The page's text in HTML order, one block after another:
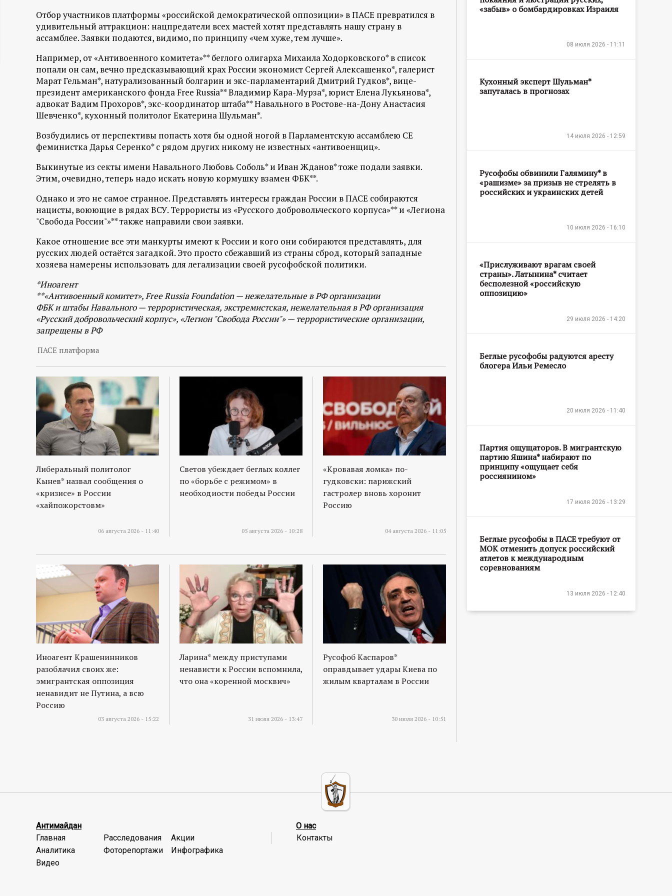
ц
и
о
н
н
ы
й
п
о
р
т
а
л
Отбор участников платформы «российской демократической оппозиции» в ПАСЕ превратился в
удивительный аттракцион: нацпредатели всех мастей хотят представлять нашу страну в
ассамблее. Заявки подаются, видимо, по принципу «чем хуже, тем лучше».
Например, от «Антивоенного комитета»** беглого олигарха Михаила Ходорковского* в список
попали он сам, вечно предсказывающий крах России экономист Сергей Алексашенко*, галерист
Марат Гельман*, натурализованный болгарин и экс-парламентарий Дмитрий Гудков*, вице-
президент американского фонда Free Russia** Владимир Кара-Мурза*, юрист Елена Лукьянова*,
адвокат Вадим Прохоров*, экс-координатор штаба** Навального в Ростове-на-Дону Анастасия
Шевченко*, кухонный политолог Екатерина Шульман*.
Возбудились от перспективы попасть хотя бы одной ногой в Парламентскую ассамблею СЕ
феминистка Дарья Серенко* с рядом других никому не известных «антивоенщиц».
Выкинутые из секты имени Навального Любовь Соболь* и Иван Жданов* тоже подали заявки.
Этим, очевидно, теперь надо искать новую кормушку взамен ФБК**.
Однако и это не самое странное. Представлять интересы граждан России в ПАСЕ собираются
нацисты, воюющие в рядах ВСУ. Террористы из «Русского добровольческого корпуса»** и «Легиона
"Свобода России"»** также направили свои заявки.
Какое отношение все эти манкурты имеют к России и кого они собираются представлять, для
русских людей остаётся загадкой. Это просто сбежавший из страны сброд, который западные
хозяева намерены использовать для легализации своей русофобской политики.
*Иноагент
**«Антивоенный комитет», Free Russia Foundation — нежелательные в РФ организации
ФБК и штабы Навального — террористическая, экстремистская, нежелательная в РФ организация
«Русский добровольческий корпус», «Легион "Свобода России"» — террористические организации,
запрещены в РФ
ПАСЕ платформа
Либеральный политолог
Кынев* назвал сообщения о
«кризисе» в России
«хайпожорстовм»
06 августа 2026 - 11:40
Светов убеждает беглых коллег
по «борьбе с режимом» в
необходиости победы России
05 августа 2026 - 10:28
«Кровавая ломка» по-
гудковски: парижский
гастролер вновь хоронит
Россию
04 августа 2026 - 11:05
Иноагент Крашенинников
разоблачил своих же:
эмигрантская оппозиция
ненавидит не Путина, а всю
Россию
03 августа 2026 - 15:22
Ларина* между приступами
ненависти к России вспомнила,
что она «коренной москвич»
31 июля 2026 - 13:47
Русофоб Каспаров*
оправдывает удары Киева по
жилым кварталам в России
30 июля 2026 - 10:51
«забыв» о бомбардировках Израиля
08 июля 2026 - 11:11
Кухонный эксперт Шульман*
запуталась в прогнозах
14 июля 2026 - 12:59
Русофобы обвинили Галямину* в
«рашизме» за призыв не стрелять в
российских и украинских детей
10 июля 2026 - 16:10
«Прислуживают врагам своей
страны». Латынина* считает
бесполезной «российскую
оппозицию»
29 июля 2026 - 14:20
Беглые русофобы радуются аресту
блогера Ильи Ремесло
20 июля 2026 - 11:40
Партия ощущаторов. В мигрантскую
партию Яшина* набирают по
принципу «ощущает себя
россиянином»
17 июля 2026 - 13:29
Беглые русофобы в ПАСЕ требуют от
МОК отменить допуск российский
атлетов к международным
соревнованиям
13 июля 2026 - 12:40
Антимайдан
Главная
Расследования
Акции
Аналитика
Фоторепортажи
Инфографика
Видео
О нас
Контакты